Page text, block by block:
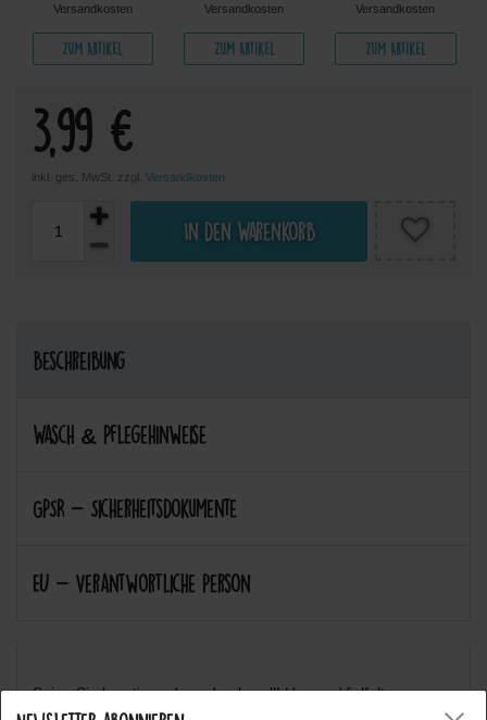
Versandkosten
Zum Artikel
Versandkosten
Zum Artikel
Versandkosten
Zum Artikel
3,99 €
inkl. ges. MwSt. zzgl. Versandkosten
In den Warenkorb
Beschreibung
Wasch & Pflegehinweise
GPSR - Sicherheitsdokumente
EU - Verantwortliche Person
Seien Sie kreativ und ausdrucksvoll! Unsere Vielfalt an
verschiedenen Motiven werden Sie inspirieren! :-)